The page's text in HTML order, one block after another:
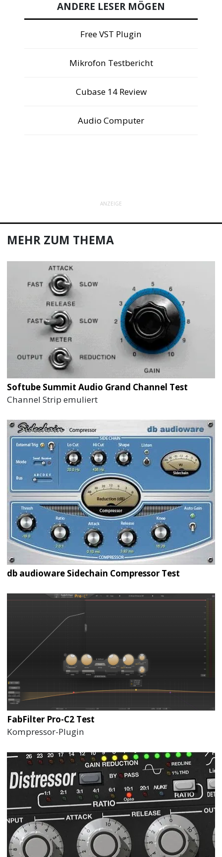
ANDERE LESER MÖGEN
Free VST Plugin
Mikrofon Testbericht
Cubase 14 Review
Audio Computer
ANZEIGE
MEHR ZUM THEMA
Softube Summit Audio Grand Channel Test
Channel Strip emuliert
db audioware Sidechain Compressor Test
FabFilter Pro-C2 Test
Kompressor-Plugin